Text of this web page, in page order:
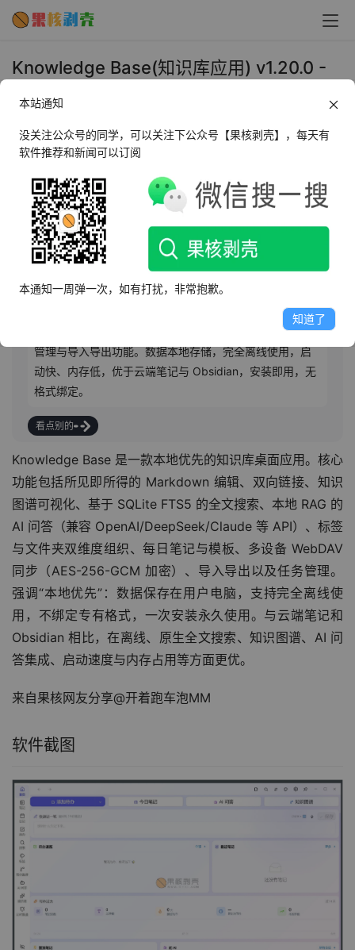
Knowledge Base(知识库应用) v1.20.0 -
2026年7月7日 下午2:16 办公教育
AI摘要
此内容由AI根据文章内容自动生成，并已由人工审核
Knowledge Base 是一款本地优先的桌面知识库应用，支
持所见即所得 Markdown 编辑、双向链接与知识图谱可视
化，内置 SQLite FTS5 全文搜索及本地 RAG AI 问答，兼
容多平台 API。具备标签与文件夹双维度管理、每日笔记模
板、WebDAV 多设备加密同步（AES-256-GCM）、任务
管理与导入导出功能。数据本地存储，完全离线使用，启
动快、内存低，优于云端笔记与 Obsidian，安装即用，无
格式绑定。
看点别的
Knowledge Base 是一款本地优先的知识库桌面应用。核心
功能包括所见即所得的 Markdown 编辑、双向链接、知识
图谱可视化、基于 SQLite FTS5 的全文搜索、本地 RAG 的
AI 问答（兼容 OpenAI/DeepSeek/Claude 等 API）、标签
与文件夹双维度组织、每日笔记与模板、多设备 WebDAV
同步（AES-256-GCM 加密）、导入导出以及任务管理。
强调“本地优先”：数据保存在用户电脑，支持完全离线使
用，不绑定专有格式，一次安装永久使用。与云端笔记和
Obsidian 相比，在离线、原生全文搜索、知识图谱、AI 问
答集成、启动速度与内存占用等方面更优。
来自果核网友分享@开着跑车泡MM
软件截图
本站通知
没关注公众号的同学，可以关注下公众号【果核剥壳】，每天有
软件推荐和新闻可以订阅
本通知一周弹一次，如有打扰，非常抱歉。
知道了